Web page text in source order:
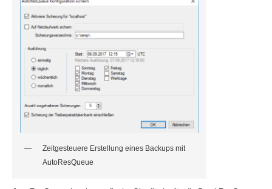
Zeitgesteuere Erstellung eines Backups mit
AutoResQueue